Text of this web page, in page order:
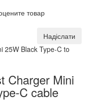
товар
Надіслати
Charger Mini
C cable